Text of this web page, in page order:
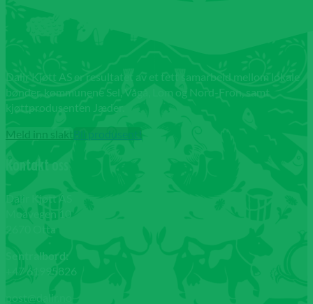
Dalir Kjøtt AS er resultatet av et tett samarbeid mellom lokale
bønder, kommunene Sel, Vågå, Lom og Nord-Fron, samt
kjøttprodusenten Jæder.
Meld inn slaktBli produsent!
Kontakt oss
Dalir Kjøtt AS
Moavegen 10
2670 Otta
Sentralbord:
+47 61995826
post@dalir.no